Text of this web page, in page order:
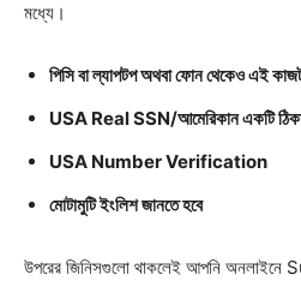
মধ্যে।
পিসি বা ল্যাপটপ অথবা ফোন থেকেও এই
USA Real SSN/আমেরিকান একটি
USA Number Verification
মোটামুটি ইংলিশ জানতে হবে
উপরের জিনিসগুলো থাকলেই আপনি